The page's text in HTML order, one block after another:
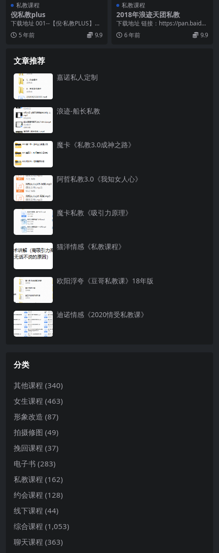
私教课程
倪私教plus
下载地址 001--【倪·私教PLUS】吸
引力原理·第一集.docx 001--...
5 年前 9.9
私教课程
2018年浪迹天团私教
下载地址 链接：https://pan.baidu.
com/s/1uO8cMbB...
6 年前 9.9
文章推荐
嘉诺私人定制
浪迹-船长私教
魔卡《私教3.0成神之路》
阿哲私教3.0《我知女人心》
魔卡私教《吸引力原理》
猫洋情感《私教课程》
欧阳浮夸《豆哥私教课》18年版
迪诺情感《2020情受私教课》
分类
其他课程 (340)
女生课程 (463)
形象改造 (87)
拍摄修图 (49)
挽回课程 (37)
电子书 (283)
私教课程 (162)
约会课程 (128)
线下课程 (44)
综合课程 (1,053)
聊天课程 (363)